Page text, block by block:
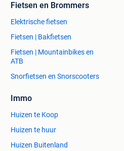
Fietsen en Brommers
Elektrische fietsen
Fietsen | Bakfietsen
Fietsen | Mountainbikes en
ATB
Snorfietsen en Snorscooters
Immo
Huizen te Koop
Huizen te huur
Huizen Buitenland